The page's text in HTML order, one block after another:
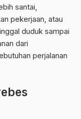
santai,
pekerjaan, atau
duduk sampai
dari
perjalanan